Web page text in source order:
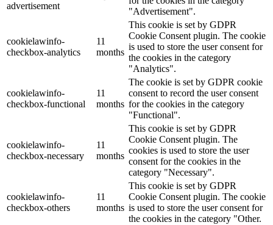
advertisement
"Advertisement".
cookielawinfo-
checkbox-analytics
11
months
This cookie is set by GDPR
Cookie Consent plugin. The cookie
is used to store the user consent for
the cookies in the category
"Analytics".
cookielawinfo-
checkbox-functional
11
months
The cookie is set by GDPR cookie
consent to record the user consent
for the cookies in the category
"Functional".
cookielawinfo-
checkbox-necessary
11
months
This cookie is set by GDPR
Cookie Consent plugin. The
cookies is used to store the user
consent for the cookies in the
category "Necessary".
cookielawinfo-
checkbox-others
11
months
This cookie is set by GDPR
Cookie Consent plugin. The cookie
is used to store the user consent for
the cookies in the category "Other.